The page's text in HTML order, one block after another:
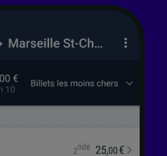
les
et/ou accéder à des
Publicités et
mesure de
et du contenu,
de